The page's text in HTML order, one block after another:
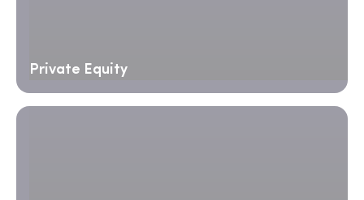
Private Equity